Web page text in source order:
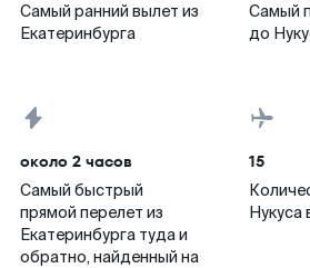
Самый ранний вылет из
Екатеринбурга
Самый
до
около 2 часов
Самый быстрый
прямой перелет из
Екатеринбурга туда и
обратно, найденный на
15
Нукуса